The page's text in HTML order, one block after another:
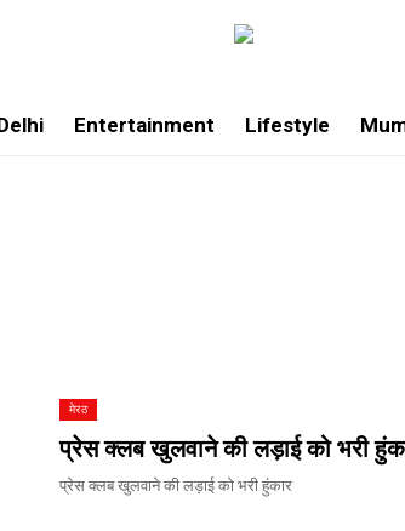
Entertainment Lifestyle
मेरठ
प्रेस क्लब खुलवाने की लड़ाई को भरी
प्रेस क्लब खुलवाने की लड़ाई को भरी हुंकार